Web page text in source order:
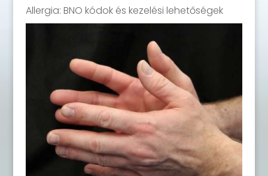
Allergia: BNO kódok és kezelési lehetőségek